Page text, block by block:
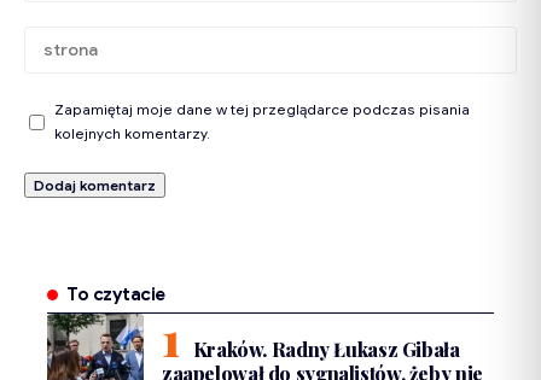
Zapamiętaj moje dane w tej przeglądarce podczas pisania
kolejnych komentarzy.
To czytacie
Kraków. Radny Łukasz Gibała
zaapelował do sygnalistów, żeby nie